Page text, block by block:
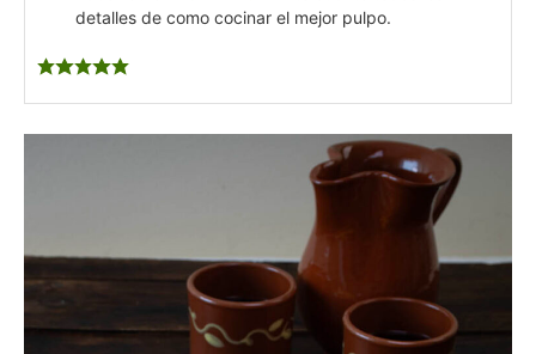
detalles de como cocinar el mejor pulpo.